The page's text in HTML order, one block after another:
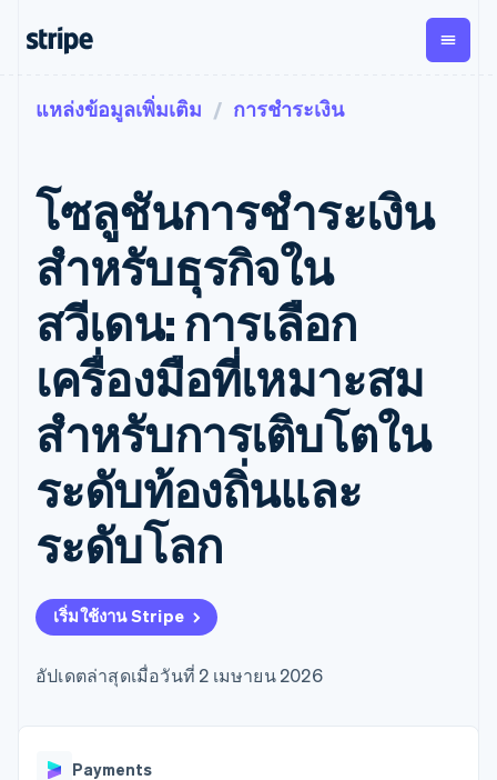
การชำระเงิน
การชำระเงิน
ออนไลน์
Payment links
การชำระเงิน
แบบไม่ต้อง
เขียนโค้ด
Checkout
UI การชำระ
เงินสำเร็จรูป
Elements
องค์ประกอบ UI
ที่ยืดหยุ่น
วิธีการชำระ
เข้าถึงได้
มากกว่า 125
รายการ
Authorization
Boost
ยกระดับการ
ชำระเงิน
Link
การชำระเงินที่
รายรับ
แบบแผนล่วง
หน้า
Metronome
การเรียกเก็บ
เงินตามการ
ใช้งาน
การชำระเงิน
ตามรอบบิล
การจัดการ
การชำระเงิน
ตามรอบบิล
Invoicing
ครั้งเดียวหรือ
ตามแบบแผน
ล่วงหน้า
คิดภาษีการ
ขายและ VAT
Recognition
อัตโนมัติ
สำหรับการ
Stripe
รายงานที่
ออกแบบเอง
Pipeline
การ
Global
บุคคลที่
สาม
ตามขั้น
ตามกรณีใช้งาน
การค้าแบบใช้เอเจนต์
อีคอมเมิร์ซ
บริการทางการเงินที่ผสาน
รวมในตัว
การทำงานอัตโนมัติด้าน
ธุรกิจทั่วโลก
การชำระเงินในแอป
มาร์เก็ตเพลส
การจัดการเงิน
แพลตฟอร์ม
SaaS
ตามอุตสาหกรรม
บริษัท AI
การบริการ การเดินทาง
เอกสารประกอบ
ไลบรารีและ SDK
Stripe Apps
คู่มือ
รับการชำระเงินออนไลน์
ติดตั้งใช้งานการชำระเงิน
สำเร็จรูป
สร้างแพลตฟอร์มหรือ
มาร์เก็ตเพลส
จัดการการชำระเงินตาม
รอบบิล
เสนอการเรียกเก็บเงินตาม
การใช้งาน
ออกบัตรที่มีสเตเบิลคอยน์
รองรับอยู่
แหล่งข้อมูล
การเชื่อมต่อการทำงาน
เรียนรู้
คู่มือ
การสนับสนุน
รับการสนับสนุน
แพ็กเกจการสนับสนุนที่ได้
รับการจัดการ
บริการเฉพาะทาง
บริษัท
แผนงานผลิตภัณฑ์
การประชุมประจำปีแบบ
เซสชัน
ห้องข่าว
Stripe Press
แหล่งข้อมูลเพิ่มเติม การชำระเงิน
โซลูชันการชำระเงิน
สำหรับธุรกิจใน
สวีเดน: การเลือก
เครื่องมือที่เหมาะสม
สำหรับการเติบโตใน
ระดับท้องถิ่นและ
ระดับโลก
เริ่มใช้งาน Stripe
อัปเดตล่าสุดเมื่อวันที่ 2 เมษายน 2026
Payments